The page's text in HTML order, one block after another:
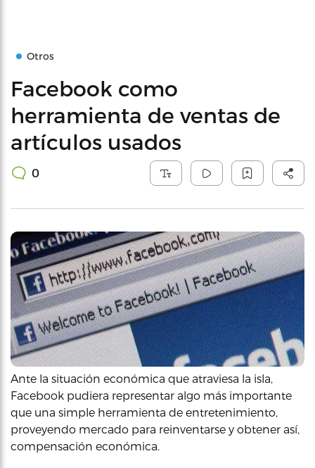
Otros
Facebook como
herramienta de ventas de
artículos usados
0
Ante la situación económica que atraviesa la isla,
Facebook pudiera representar algo más importante
que una simple herramienta de entretenimiento,
proveyendo mercado para reinventarse y obtener así,
compensación económica.